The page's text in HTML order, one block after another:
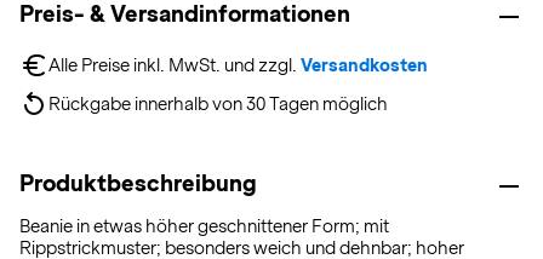
Preis- & Versandinformationen
Alle Preise inkl. MwSt. und zzgl. Versandkosten
Rückgabe innerhalb von 30 Tagen möglich
Produktbeschreibung
Beanie in etwas höher geschnittener Form; mit
Rippstrickmuster; besonders weich und dehnbar; hoher